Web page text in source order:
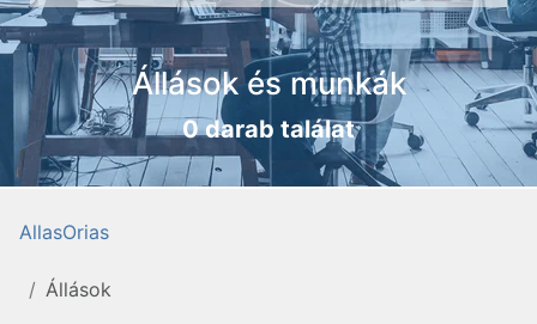
Állások és munkák
0 darab találat
AllasOrias
Állások